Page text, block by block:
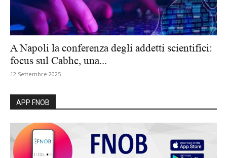
A Napoli la conferenza degli addetti scientifici:
focus sul Cabhc, una...
12 Settembre 2025
APP FNOB